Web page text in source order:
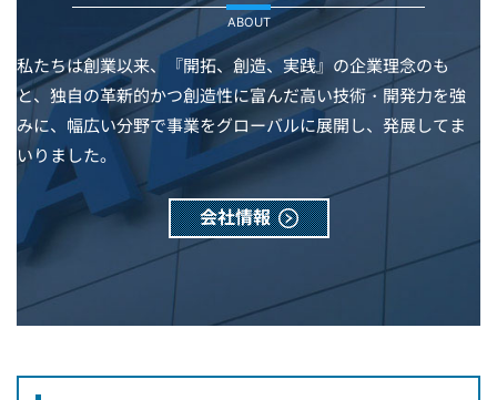
ABOUT
私たちは創業以来、『開拓、創造、実践』の企業理念のも
と、独自の革新的かつ創造性に富んだ高い技術・開発力を強
みに、幅広い分野で事業をグローバルに展開し、発展してま
いりました。
会社情報